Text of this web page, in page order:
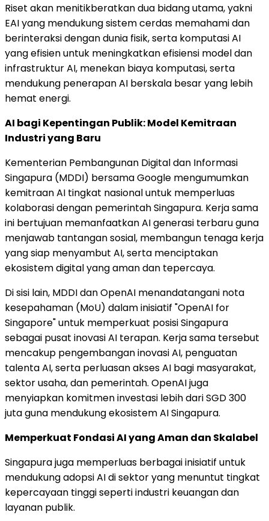
Riset akan menitikberatkan dua bidang utama, yakni
EAI yang mendukung sistem cerdas memahami dan
berinteraksi dengan dunia fisik, serta komputasi AI
yang efisien untuk meningkatkan efisiensi model dan
infrastruktur AI, menekan biaya komputasi, serta
mendukung penerapan AI berskala besar yang lebih
hemat energi.
AI bagi Kepentingan Publik: Model Kemitraan
Industri yang Baru
Kementerian Pembangunan Digital dan Informasi
Singapura (MDDI) bersama Google mengumumkan
kemitraan AI tingkat nasional untuk memperluas
kolaborasi dengan pemerintah Singapura. Kerja sama
ini bertujuan memanfaatkan AI generasi terbaru guna
menjawab tantangan sosial, membangun tenaga kerja
yang siap menyambut AI, serta menciptakan
ekosistem digital yang aman dan tepercaya.
Di sisi lain, MDDI dan OpenAI menandatangani nota
kesepahaman (MoU) dalam inisiatif "OpenAI for
Singapore" untuk memperkuat posisi Singapura
sebagai pusat inovasi AI terapan. Kerja sama tersebut
mencakup pengembangan inovasi AI, penguatan
talenta AI, serta perluasan akses AI bagi masyarakat,
sektor usaha, dan pemerintah. OpenAI juga
menyiapkan komitmen investasi lebih dari SGD 300
juta guna mendukung ekosistem AI Singapura.
Memperkuat Fondasi AI yang Aman dan Skalabel
Singapura juga memperluas berbagai inisiatif untuk
mendukung adopsi AI di sektor yang menuntut tingkat
kepercayaan tinggi seperti industri keuangan dan
layanan publik.